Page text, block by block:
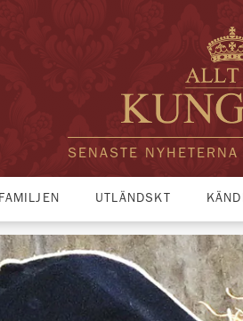
SENASTE
UTLÄNDSKT